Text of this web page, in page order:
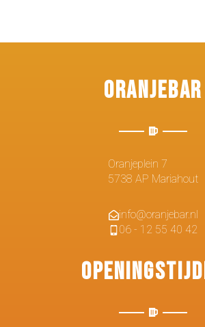
Oranjebar
Oranjeplein 7
5738 AP Mariahout
info@oranjebar.nl
06 - 12 55 40 42